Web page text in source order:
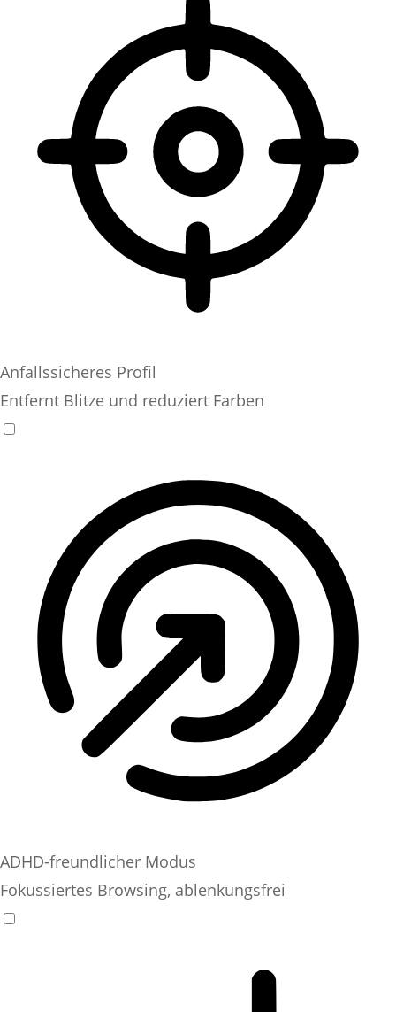
Anfallssicheres Profil
Entfernt Blitze und reduziert Farben
ADHD-freundlicher Modus
Fokussiertes Browsing, ablenkungsfrei